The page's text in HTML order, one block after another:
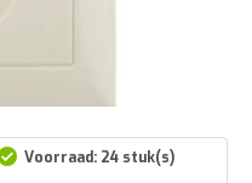
Voorraad: 24 stuk(s)